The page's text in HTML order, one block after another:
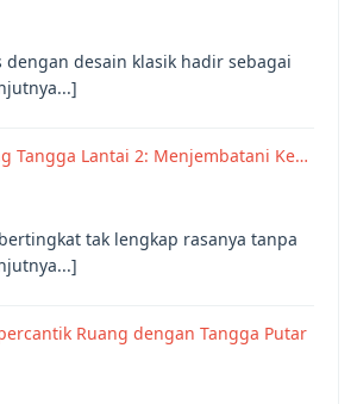
dengan desain klasik hadir sebagai
Tangga Lantai 2: Menjembatani Ke…
tak lengkap rasanya tanpa
Ruang dengan Tangga Putar